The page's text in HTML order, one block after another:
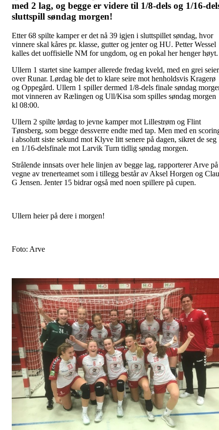
med 2 lag, og begge er videre til 1/8-dels og 1/16-
sluttspill søndag morgen!
Etter 68 spilte kamper er det nå 39 igjen i sluttspillet søndag, hvor
vinnere skal kåres pr. klasse, gutter og jenter og HU. Petter Wessel
kalles det uoffisielle NM for ungdom, og en pokal her henger
Ullern 1 startet sine kamper allerede fredag kveld, med en grei seier
over Runar. Lørdag ble det to klare seire mot henholdsvis Kragerø
og Oppegård. Ullern 1 spiller dermed 1/8-dels finale søndag
mot vinneren av Rælingen og Ull/Kisa som spilles søndag morgen
kl 08:00.
Ullern 2 spilte lørdag to jevne kamper mot Lillestrøm og Flint
Tønsberg, som begge dessverre endte med tap. Men med en
i absolutt siste sekund mot Klyve litt senere på dagen, sikret de seg
en 1/16-delsfinale mot Larvik Turn tidlig søndag morgen.
Strålende innsats over hele linjen av begge lag, rapporterer Arve på
vegne av trenerteamet som i tillegg består av Aksel Horgen og
G Jensen. Jenter 15 bidrar også med noen spillere på cupen.
Ullern heier på dere i morgen!
Foto: Arve